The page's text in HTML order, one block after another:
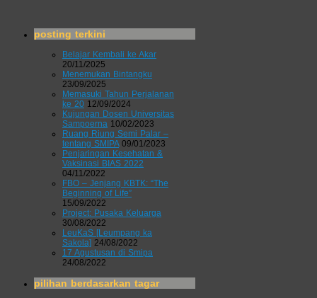
posting terkini
Belajar Kembali ke Akar
20/11/2025
Menemukan Bintangku
23/09/2025
Memasuki Tahun Perjalanan
ke 20 12/09/2024
Kujungan Dosen Universitas
Sampoerna 10/02/2023
Ruang Riung Semi Palar –
tentang SMIPA 09/01/2023
Penjaringan Kesehatan &
Vaksinasi BIAS 2022
04/11/2022
FBO – Jenjang KBTK: “The
Beginning of Life”
15/09/2022
Project: Pusaka Keluarga
30/08/2022
LeuKaS [Leumpang ka
Sakola] 24/08/2022
17 Agustusan di Smipa
24/08/2022
pilihan berdasarkan tagar